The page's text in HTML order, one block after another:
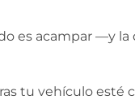
es acampar —y la
tu vehículo